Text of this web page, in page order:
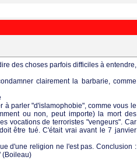
des choses parfois difficiles à entendre,
clairement la barbarie, comme
à parler "d'islamophobie", comme vous le
ou non, peut importe) la mort des
vocations de terroristes "vengeurs". Car
être tué. C'était vrai avant le 7 janvier
d'une religion ne l'est pas. Conclusion :
(Boileau)